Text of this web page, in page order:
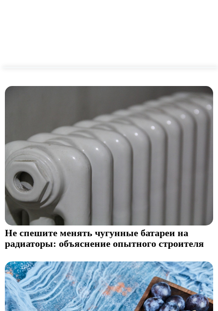
Не спешите менять чугунные батареи на
радиаторы: объяснение опытного строителя